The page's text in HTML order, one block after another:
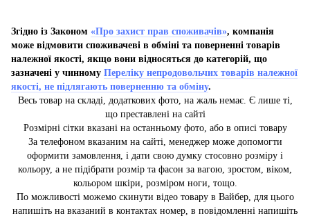
Згідно із Законом «Про захист прав споживачів», компанія
може відмовити споживачеві в обміні та поверненні товарів
належної якості, якщо вони відносяться до категорій, що
зазначені у чинному Переліку непродовольчих товарів належної
якості, не підлягають поверненню та обміну.
Весь товар на складі, додаткових фото, на жаль немає. Є лише ті,
що преставлені на сайті
Розмірні сітки вказані на останньому фото, або в описі товару
За телефоном вказаним на сайті, менеджер може допомогти
оформити замовлення, і дати свою думку стосовно розміру і
кольору, а не підібрати розмір та фасон за вагою, зростом, віком,
кольором шкіри, розміром ноги, тощо.
По можливості можемо скинути відео товару в Вайбер, для цього
напишіть на вказаний в контактах номер, в повідомленні напишіть